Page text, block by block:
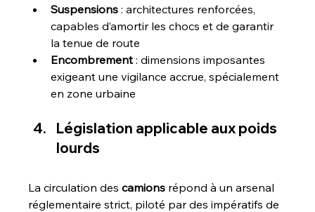
Suspensions : architectures renforcées,
capables d’amortir les chocs et de garantir
la tenue de route
Encombrement : dimensions imposantes
exigeant une vigilance accrue, spécialement
en zone urbaine
Législation applicable aux poids
lourds
La circulation des camions répond à un arsenal
réglementaire strict, piloté par des impératifs de